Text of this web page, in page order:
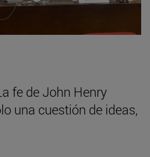
fe de John Henry
una cuestión de ideas,